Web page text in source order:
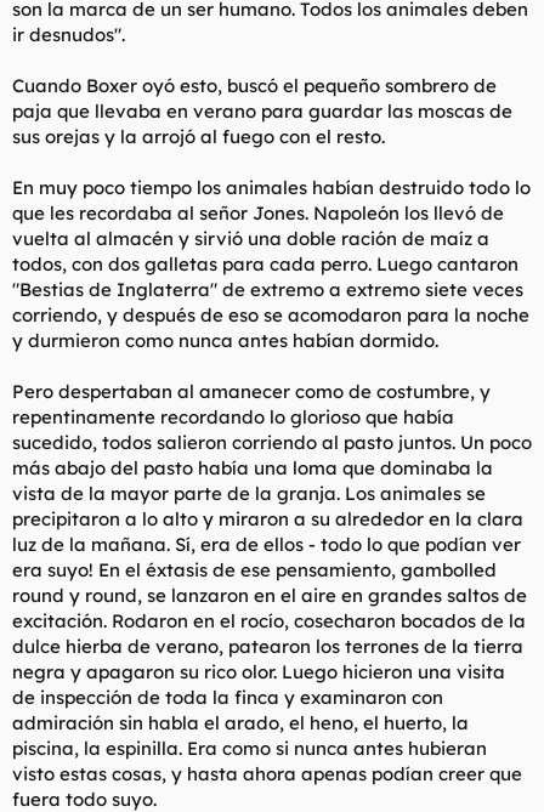
son la marca de un ser humano. Todos los animales deben
ir desnudos".
Cuando Boxer oyó esto, buscó el pequeño sombrero de
paja que llevaba en verano para guardar las moscas de
sus orejas y la arrojó al fuego con el resto.
En muy poco tiempo los animales habían destruido todo lo
que les recordaba al señor Jones. Napoleón los llevó de
vuelta al almacén y sirvió una doble ración de maíz a
todos, con dos galletas para cada perro. Luego cantaron
"Bestias de Inglaterra" de extremo a extremo siete veces
corriendo, y después de eso se acomodaron para la noche
y durmieron como nunca antes habían dormido.
Pero despertaban al amanecer como de costumbre, y
repentinamente recordando lo glorioso que había
sucedido, todos salieron corriendo al pasto juntos. Un poco
más abajo del pasto había una loma que dominaba la
vista de la mayor parte de la granja. Los animales se
precipitaron a lo alto y miraron a su alrededor en la clara
luz de la mañana. Sí, era de ellos - todo lo que podían ver
era suyo! En el éxtasis de ese pensamiento, gambolled
round y round, se lanzaron en el aire en grandes saltos de
excitación. Rodaron en el rocío, cosecharon bocados de la
dulce hierba de verano, patearon los terrones de la tierra
negra y apagaron su rico olor. Luego hicieron una visita
de inspección de toda la finca y examinaron con
admiración sin habla el arado, el heno, el huerto, la
piscina, la espinilla. Era como si nunca antes hubieran
visto estas cosas, y hasta ahora apenas podían creer que
fuera todo suyo.